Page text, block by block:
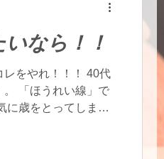
なら！！
レをやれ！！！ 40代
。 「ほうれい線」で
に歳をとってしまい